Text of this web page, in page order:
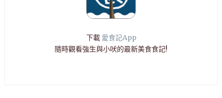
下載 愛食記App
隨時觀看強生與小吠的最新美食食記!